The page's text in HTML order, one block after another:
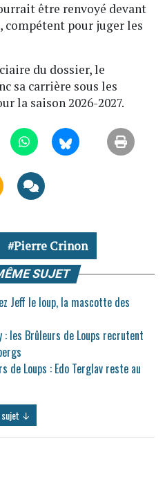
être renvoyé devant
pour juger les
du dossier, le
sa carrière sous les
la saison 2026-2027.
Pierre Crinon
SUJET
Jeff le loup, la mascotte des
: les Brûleurs de Loups recrutent
de Loups : Edo Terglav reste au
sujet ↓